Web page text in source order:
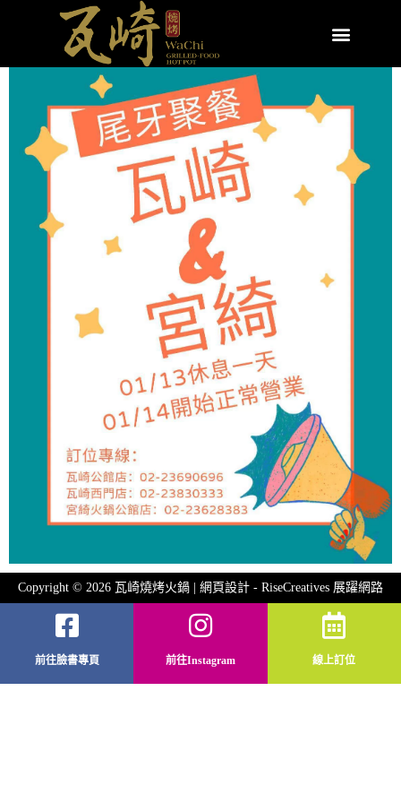
Copyright © 2026 瓦崎燒烤火鍋 | 網頁設計 - RiseCreatives 展躍網路
前往臉書專頁 前往Instagram 線上訂位